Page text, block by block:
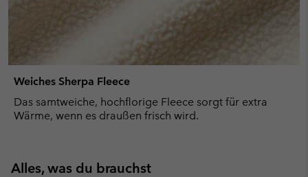
Weiches Sherpa Fleece
Das samtweiche, hochflorige Fleece sorgt für extra
Wärme, wenn es draußen frisch wird.
Alles, was du brauchst